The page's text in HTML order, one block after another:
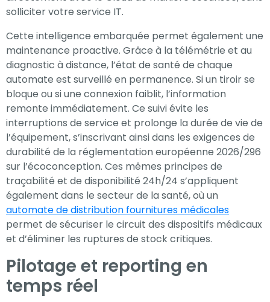
solliciter votre service IT.
Cette intelligence embarquée permet également une
maintenance proactive. Grâce à la télémétrie et au
diagnostic à distance, l’état de santé de chaque
automate est surveillé en permanence. Si un tiroir se
bloque ou si une connexion faiblit, l’information
remonte immédiatement. Ce suivi évite les
interruptions de service et prolonge la durée de vie de
l’équipement, s’inscrivant ainsi dans les exigences de
durabilité de la réglementation européenne 2026/296
sur l’écoconception. Ces mêmes principes de
traçabilité et de disponibilité 24h/24 s’appliquent
également dans le secteur de la santé, où un
automate de distribution fournitures médicales
permet de sécuriser le circuit des dispositifs médicaux
et d’éliminer les ruptures de stock critiques.
Pilotage et reporting en
temps réel